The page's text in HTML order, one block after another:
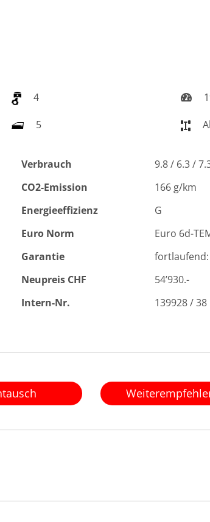
4
5
Verbrauch 9.8 / 6.3 /
CO2-Emission
166 g/km
Energieeffizienz
G
Euro Norm
Euro 6d-
Garantie
fortlaufend:
Neupreis CHF
54’930.-
Intern-Nr.
139928 / 38